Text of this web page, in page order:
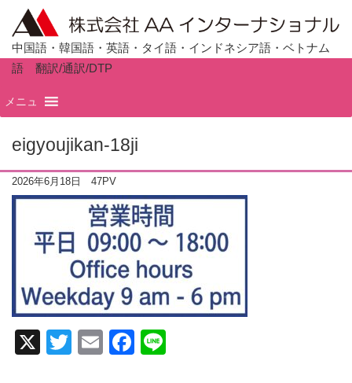
中国語・韓国語・英語・タイ語・インドネシア語・ベトナム
語 翻訳/通訳/DTP
メニュホームTOP
eigyoujikan-18ji
2026年6月18日 47PV
X
T
E
F